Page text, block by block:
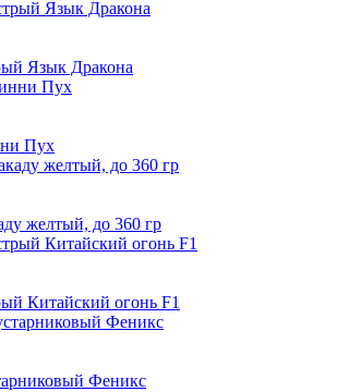
Язык Дракона
Пух
желтый, до 360 гр
Китайский огонь F1
Феникс